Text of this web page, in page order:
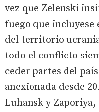
vez que Zelenski
fuego que
del territorio
todo el conflicto
ceder partes del
anexionada desde
Luhansk y Zaporiya,